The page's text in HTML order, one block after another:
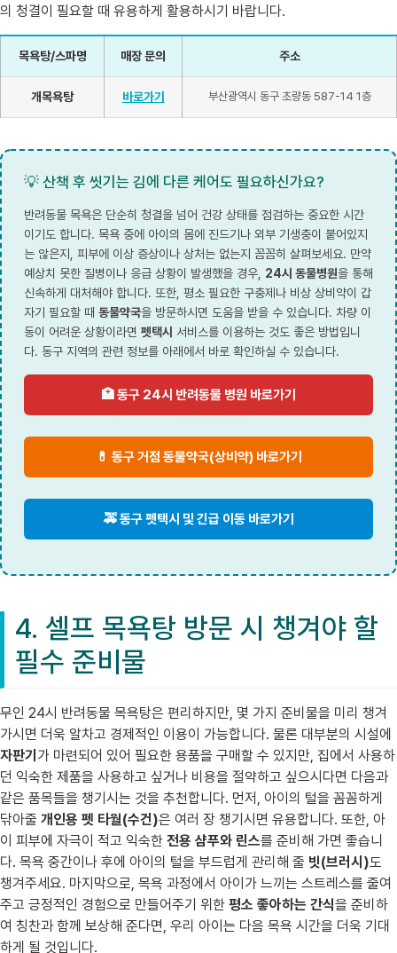
의 청결이 필요할 때 유용하게 활용하시기 바랍니다.
목욕탕/스파명 매장 문의 주소
개목욕탕 바로가기 부산광역시 동구 초량동 587-14 1층
💡 산책 후 씻기는 김에 다른 케어도 필요하신가요?
반려동물 목욕은 단순히 청결을 넘어 건강 상태를 점검하는 중요한 시간
이기도 합니다. 목욕 중에 아이의 몸에 진드기나 외부 기생충이 붙어있지
는 않은지, 피부에 이상 증상이나 상처는 없는지 꼼꼼히 살펴보세요. 만약
예상치 못한 질병이나 응급 상황이 발생했을 경우, 24시 동물병원을 통해
신속하게 대처해야 합니다. 또한, 평소 필요한 구충제나 비상 상비약이 갑
자기 필요할 때 동물약국을 방문하시면 도움을 받을 수 있습니다. 차량 이
동이 어려운 상황이라면 펫택시 서비스를 이용하는 것도 좋은 방법입니
다. 동구 지역의 관련 정보를 아래에서 바로 확인하실 수 있습니다.
🏥 동구 24시 반려동물 병원 바로가기
💊 동구 거점 동물약국(상비약) 바로가기
🚕 동구 펫택시 및 긴급 이동 바로가기
4. 셀프 목욕탕 방문 시 챙겨야 할
필수 준비물
무인 24시 반려동물 목욕탕은 편리하지만, 몇 가지 준비물을 미리 챙겨
가시면 더욱 알차고 경제적인 이용이 가능합니다. 물론 대부분의 시설에
자판기 가 마련되어 있어 필요한 용품을 구매할 수 있지만, 집에서 사용하
던 익숙한 제품을 사용하고 싶거나 비용을 절약하고 싶으시다면 다음과
같은 품목들을 챙기시는 것을 추천합니다. 먼저, 아이의 털을 꼼꼼하게
닦아줄 개인용 펫 타월(수건)은 여러 장 챙기시면 유용합니다. 또한, 아
이 피부에 자극이 적고 익숙한 전용 샴푸와 린스를 준비해 가면 좋습니
다. 목욕 중간이나 후에 아이의 털을 부드럽게 관리해 줄 빗(브러시)도
챙겨주세요. 마지막으로, 목욕 과정에서 아이가 느끼는 스트레스를 줄여
주고 긍정적인 경험으로 만들어주기 위한 평소 좋아하는 간식을 준비하
여 칭찬과 함께 보상해 준다면, 우리 아이는 다음 목욕 시간을 더욱 기대
하게 될 것입니다.